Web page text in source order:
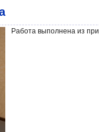
Работа выполнена из